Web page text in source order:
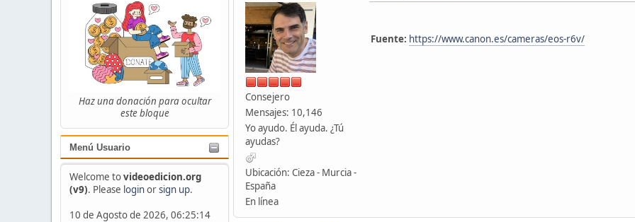
Haz una donación para ocultar
este bloque
Menú Usuario
Welcome tovideoedicion.org
(v9). Please loginorsign up.
10 de Agosto de 2026, 06:25:14
Consejero
Mensajes: 10,146
Yo ayudo. Él ayuda. ¿Tú
ayudas?
Ubicación: Cieza - Murcia -
España
En línea
Fuente: https://www.canon.es/cameras/eos-r6v/